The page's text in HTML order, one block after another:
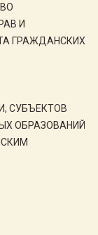
И
ГРАЖДАНСКИХ
СУБЪЕКТОВ
ОБРАЗОВАНИЙ